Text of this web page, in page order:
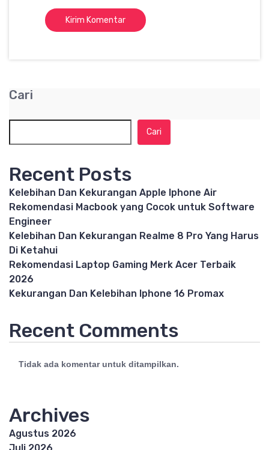
Cari
Cari
Recent Posts
Kelebihan Dan Kekurangan Apple Iphone Air
Rekomendasi Macbook yang Cocok untuk Software
Engineer
Kelebihan Dan Kekurangan Realme 8 Pro Yang Harus
Di Ketahui
Rekomendasi Laptop Gaming Merk Acer Terbaik
2026
Kekurangan Dan Kelebihan Iphone 16 Promax
Recent Comments
Tidak ada komentar untuk ditampilkan.
Archives
Agustus 2026